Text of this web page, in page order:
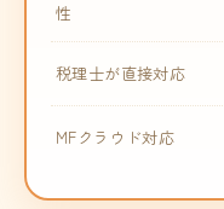
性
税理士が直接対応
MFクラウド対応